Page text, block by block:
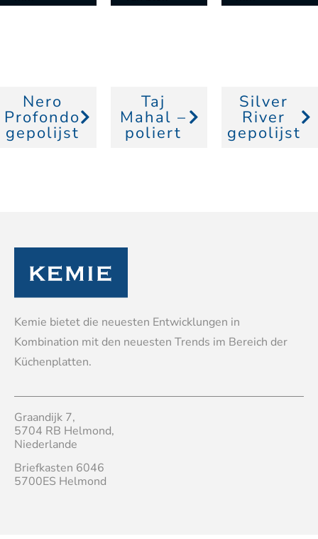
Nero
Profondo
gepolijst
Taj
Mahal –
poliert
Silver
River
gepolijst
Kemie bietet die neuesten Entwicklungen in
Kombination mit den neuesten Trends im Bereich der
Küchenplatten.
Graandijk 7,
5704 RB Helmond,
Niederlande
Briefkasten 6046
5700ES Helmond